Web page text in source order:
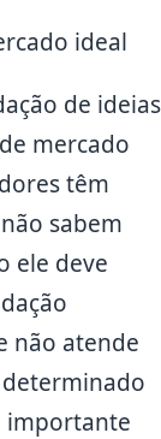
ideal
de ideias
mercado
têm
sabem
ele deve
não atende
determinado
importante